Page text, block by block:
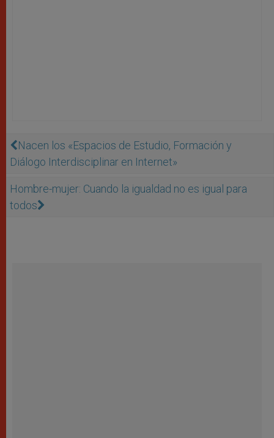
Nacen los «Espacios de Estudio, Formación y
Diálogo Interdisciplinar en Internet»
Hombre-mujer: Cuando la igualdad no es igual para
todos